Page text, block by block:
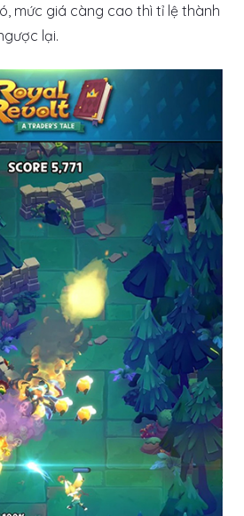
mức giá càng cao thì tỉ lệ thành
lại.